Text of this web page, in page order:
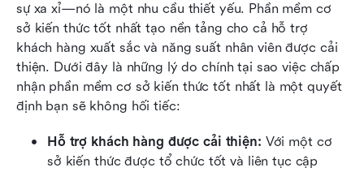
sự xa xỉ—nó là một nhu cầu thiết yếu. Phần mềm cơ
sở kiến thức tốt nhất tạo nền tảng cho cả hỗ trợ
khách hàng xuất sắc và năng suất nhân viên được cải
thiện. Dưới đây là những lý do chính tại sao việc chấp
nhận phần mềm cơ sở kiến thức tốt nhất là một quyết
định bạn sẽ không hối tiếc:
Hỗ trợ khách hàng được cải thiện: Với một cơ
sở kiến thức được tổ chức tốt và liên tục cập